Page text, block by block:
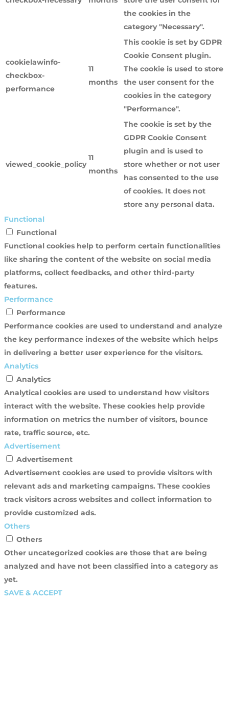
the cookies in the
category "Necessary".
cookielawinfo-
checkbox-
performance
11
months
This cookie is set by GDPR
Cookie Consent plugin.
The cookie is used to store
the user consent for the
cookies in the category
"Performance".
viewed_cookie_policy
11
months
The cookie is set by the
GDPR Cookie Consent
plugin and is used to
store whether or not user
has consented to the use
of cookies. It does not
store any personal data.
Functional
Functional
Functional cookies help to perform certain functionalities
like sharing the content of the website on social media
platforms, collect feedbacks, and other third-party
features.
Performance
Performance
Performance cookies are used to understand and analyze
the key performance indexes of the website which helps
in delivering a better user experience for the visitors.
Analytics
Analytics
Analytical cookies are used to understand how visitors
interact with the website. These cookies help provide
information on metrics the number of visitors, bounce
rate, traffic source, etc.
Advertisement
Advertisement
Advertisement cookies are used to provide visitors with
relevant ads and marketing campaigns. These cookies
track visitors across websites and collect information to
provide customized ads.
Others
Others
Other uncategorized cookies are those that are being
analyzed and have not been classified into a category as
yet.
SAVE & ACCEPT